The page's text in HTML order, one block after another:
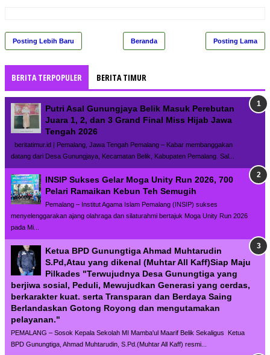
Posting Lebih Baru Posting Lama
Beranda
BERITA TERPOPULER BERITA TIMUR
Putri Asal Gunungjaya Belik Masuk Perebutan
Juara 1, 2, dan 3 Grand Final Miss Hijab Jawa
Tengah 2026
beritatimur.id | Pemalang, Jawa Tengah Pemalang – Kabar membanggakan
datang dari Desa Gunungjaya, Kecamatan Belik, Kabupaten Pemalang. Sal...
INSIP Sukses Gelar Moga Unity Run 2026, 700
Pelari Ramaikan Kebun Teh Semugih
Pemalang – Institut Agama Islam Pemalang (INSIP) sukses
menyelenggarakan ajang olahraga dan silaturahmi bertajuk Moga Unity Run 2026
pada Mi...
Ketua BPD Gunungtiga Ahmad Muhtarudin
S.Pd,Atau yang dikenal (Muhtar All Kaff)Siap Maju
Pilkades "Terwujudnya Desa Gunungtiga yang
berjiwa sosial, Peduli, Mewujudkan Generasi yang cerdas,
berkarakter kuat. serta Transparan dan Berdaya Saing
Berlandaskan Gotong Royong dan mengutamakan
pelayanan."
PEMALANG – Sosok Kepala Sekolah MI Mamba'ul Maarif Belik Sekaligus Ketua
BPD Gunungtiga, Ahmad Muhtarudin, S.Pd.(Muhtar All Kaff) resmi...